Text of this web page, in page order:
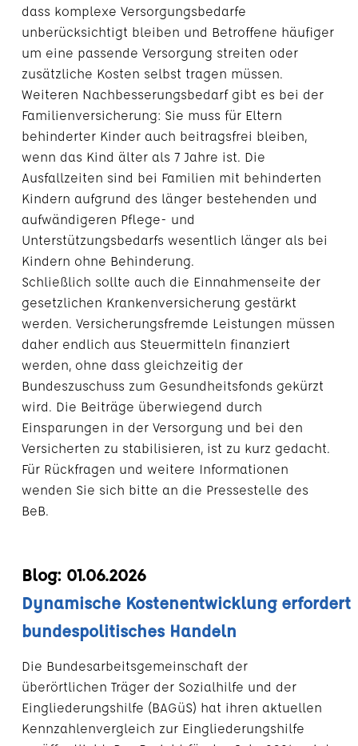
dass komplexe Versorgungsbedarfe
unberücksichtigt bleiben und Betroffene häufiger
um eine passende Versorgung streiten oder
zusätzliche Kosten selbst tragen müssen.
Weiteren Nachbesserungsbedarf gibt es bei der
Familienversicherung: Sie muss für Eltern
behinderter Kinder auch beitragsfrei bleiben,
wenn das Kind älter als 7 Jahre ist. Die
Ausfallzeiten sind bei Familien mit behinderten
Kindern aufgrund des länger bestehenden und
aufwändigeren Pflege- und
Unterstützungsbedarfs wesentlich länger als bei
Kindern ohne Behinderung.
Schließlich sollte auch die Einnahmenseite der
gesetzlichen Krankenversicherung gestärkt
werden. Versicherungsfremde Leistungen müssen
daher endlich aus Steuermitteln finanziert
werden, ohne dass gleichzeitig der
Bundeszuschuss zum Gesundheitsfonds gekürzt
wird. Die Beiträge überwiegend durch
Einsparungen in der Versorgung und bei den
Versicherten zu stabilisieren, ist zu kurz gedacht.
Für Rückfragen und weitere Informationen
wenden Sie sich bitte an die Pressestelle des
BeB.
Blog: 01.06.2026
Dynamische Kostenentwicklung erfordert
bundespolitisches Handeln
Die Bundesarbeitsgemeinschaft der
überörtlichen Träger der Sozialhilfe und der
Eingliederungshilfe (BAGüS) hat ihren aktuellen
Kennzahlenvergleich zur Eingliederungshilfe